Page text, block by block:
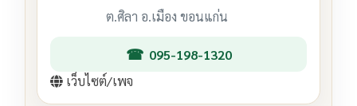
ต.ศิลา อ.เมือง ขอนแก่น
095-198-1320
เว็บไซต์/เพจ